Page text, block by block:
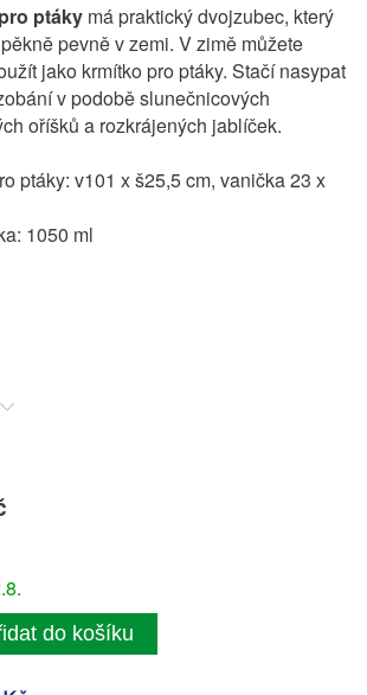
ptákymá praktický dvojzubec, který
pevně v zemi. V zimě můžete
jako krmítko pro ptáky. Stačí nasypat
v podobě slunečnicových
oříšků a rozkrájených jablíček.
ptáky: v101 x š25,5 cm, vanička 23 x
1050 ml
do košíku